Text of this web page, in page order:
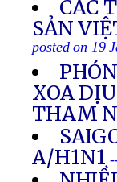
CÁC
SẢN
posted on 19
XOA
THAM
A/H1N1